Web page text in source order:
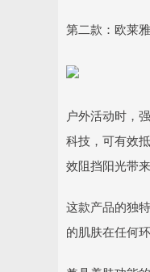
第二款：欧莱
户外活动时，
科技，可有效
效阻挡阳光带来
这款产品的独
的肌肤在任何